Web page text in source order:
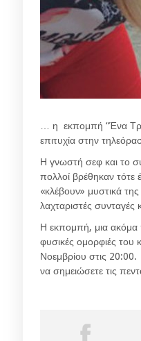
… η εκπομπή “Ένα
επιτυχία στην
Η γνωστή σεφ και το
πολλοί βρέθηκαν
«κλέβουν» μυστικά
λαχταριστές συνταγές
Η εκπομπή, μια ακόμα
φυσικές ομορφιές
Νοεμβρίου στις 20:00.
να σημειώσετε τις